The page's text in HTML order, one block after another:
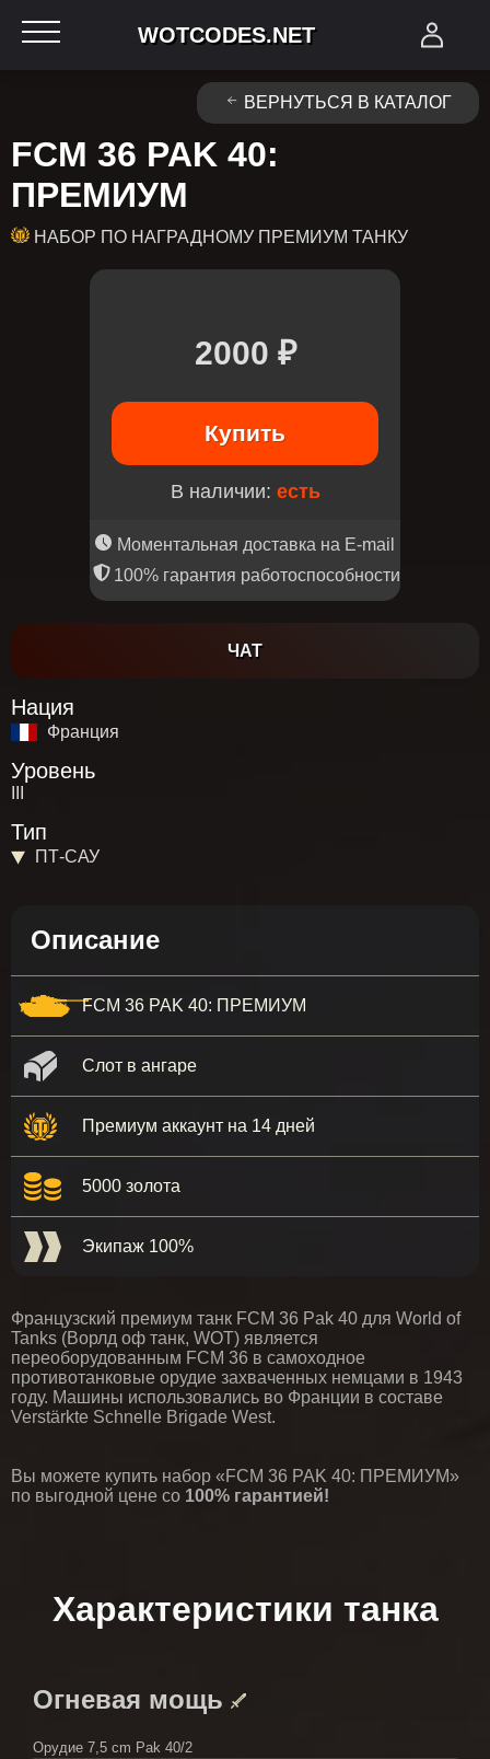
WOTCODES.NET
ВЕРНУТЬСЯ В КАТАЛОГ
FCM 36 PAK 40:
ПРЕМИУМ
НАБОР ПО НАГРАДНОМУ ПРЕМИУМ ТАНКУ
2000 ₽
Купить
В наличии: есть
Моментальная доставка на E-mail
100% гарантия работоспособности
ЧАТ
Нация
Франция
Уровень
Тип
ПТ-САУ
Описание
FCM 36 PAK 40: ПРЕМИУМ
Слот в ангаре
Премиум аккаунт на 14 дней
5000 золота
Экипаж 100%
Французский премиум танк FCM 36 Pak 40 для World of
Tanks (Ворлд оф танк, WOT) является
переоборудованным FCM 36 в самоходное
противотанковые орудие захваченных немцами в 1943
году. Машины использовались во Франции в составе
Verstärkte Schnelle Brigade West.
Вы можете купить набор «FCM 36 PAK 40: ПРЕМИУМ»
по выгодной цене со 100% гарантией!
Характеристики танка
Огневая мощь
Орудие 7,5 cm Pak 40/2